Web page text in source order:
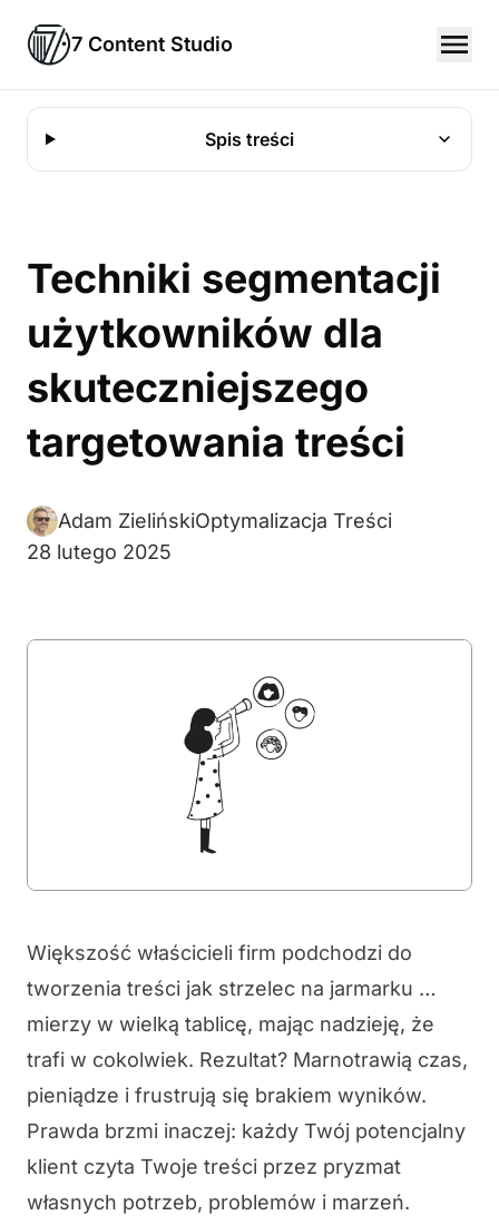
7 Content Studio
Spis treści
Techniki segmentacji
użytkowników dla
skuteczniejszego
targetowania treści
Adam ZielińskiOptymalizacja Treści
28 lutego 2025
Większość właścicieli firm podchodzi do
tworzenia treści jak strzelec na jarmarku …
mierzy w wielką tablicę, mając nadzieję, że
trafi w cokolwiek. Rezultat? Marnotrawią czas,
pieniądze i frustrują się brakiem wyników.
Prawda brzmi inaczej: każdy Twój potencjalny
klient czyta Twoje treści przez pryzmat
własnych potrzeb, problemów i marzeń.